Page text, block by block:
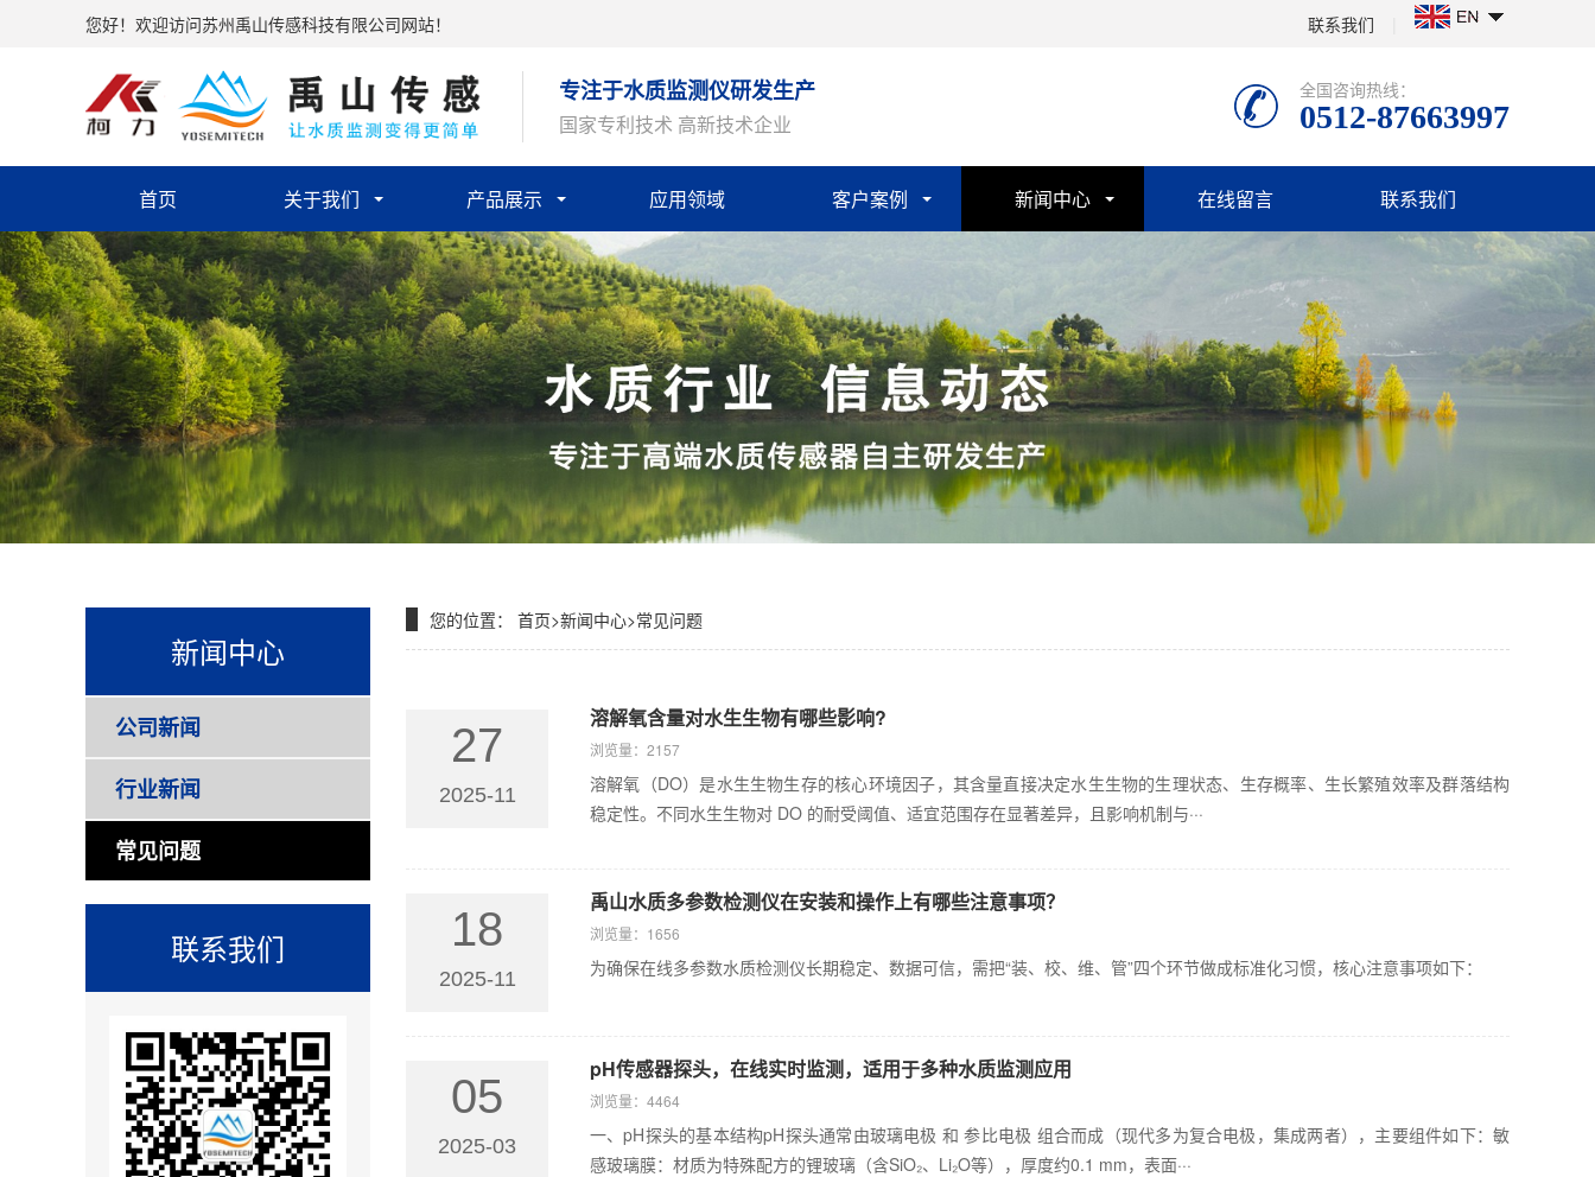
您好！欢迎访问苏州禹山传感科技有限公司网站！ 联系我们
专注于水质监测仪研发生产
国家专利技术 高新技术企业
全国咨询热线：
0512-87663997
首页 关于我们 产品展示 应用领域 客户案例 新闻中心 在线留言 联系我们
新闻中心
公司新闻
行业新闻
常见问题
联系我们
您的位置： 首页>新闻中心>常见问题
27
2025-11
溶解氧含量对水生生物有哪些影响?
浏览量：2157
溶解氧（DO）是水生生物生存的核心环境因子，其含量直接决定水生生物的生理状态、生存概率、生长繁殖效率及群落结构
稳定性。不同水生生物对 DO 的耐受阈值、适宜范围存在显著差异，且影响机制与···
18
2025-11
禹山水质多参数检测仪在安装和操作上有哪些注意事项？
浏览量：1656
为确保在线多参数水质检测仪长期稳定、数据可信，需把“装、校、维、管”四个环节做成标准化习惯，核心注意事项如下：
05
2025-03
pH传感器探头，在线实时监测，适用于多种水质监测应用
浏览量：4464
一、pH探头的基本结构pH探头通常由玻璃电极 和 参比电极 组合而成（现代多为复合电极，集成两者），主要组件如下：敏
感玻璃膜：材质为特殊配方的锂玻璃（含SiO₂、Li₂O等），厚度约0.1 mm，表面···